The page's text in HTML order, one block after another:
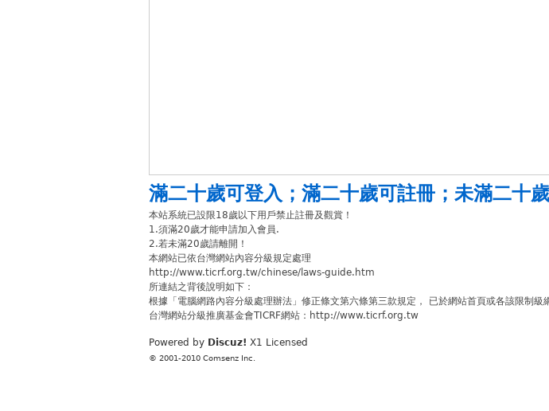
滿二十歲可登入 ； 滿二十歲可註冊 ； 未滿二十
本站系統已設限18歲以下用戶禁止註冊及觀賞！
1.須滿20歲才能申請加入會員.
2.若未滿20歲請離開！
本網站已依台灣網站內容分級規定處理
http://www.ticrf.org.tw/chinese/laws-guide.htm
所連結之背後說明如下：
根據「電腦網路內容分級處理辦法」修正條文第六條第三款規定， 已於網站首頁或各該限制級
台灣網站分級推廣基金會TICRF網站：http://www.ticrf.org.tw
Powered by Discuz! X1 Licensed
© 2001-2010 Comsenz Inc.